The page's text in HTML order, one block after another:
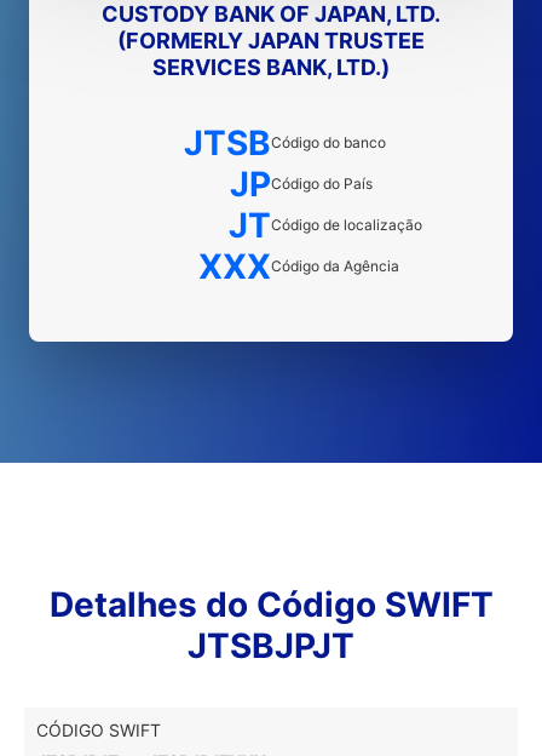
CUSTODY BANK OF JAPAN, LTD.
(FORMERLY JAPAN TRUSTEE
SERVICES BANK, LTD.)
JTSBCódigo do banco
JPCódigo do País
JTCódigo de localização
XXXCódigo da Agência
Detalhes do Código SWIFT
JTSBJPJT
CÓDIGO SWIFT